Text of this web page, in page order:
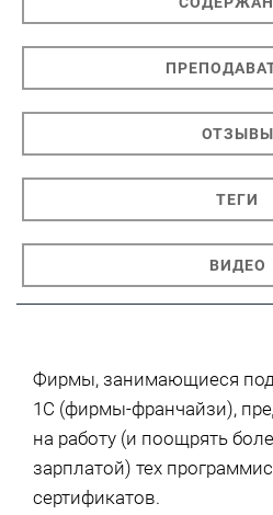
ОТЗЫВЫ
ТЕГИ
ВИДЕО
Фирмы, занимающиеся
1С (фирмы-франчайзи),
на работу (и поощрять
зарплатой) тех
сертификатов.